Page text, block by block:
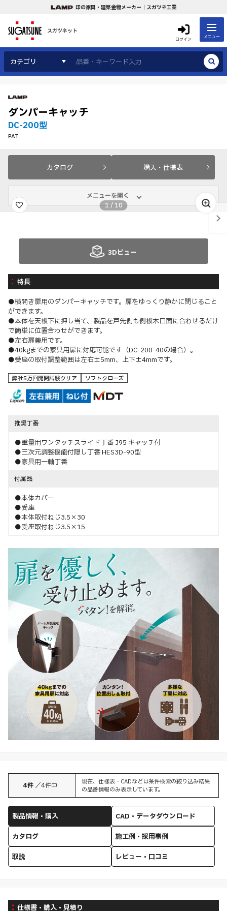
印の家具・建築金物メーカー｜スガツネ工業
スガツネット
ログイン メニュー
カテゴリ
ダンパーキャッチ
DC-200型
PAT
カタログ 購入・仕様表
メニューを開く
1 /10
3Dビュー
特長
●横開き扉用のダンパーキャッチです。扉をゆっくり静かに閉じること
ができます。
●本体を天板下に押し当て、製品を戸先側も側板木口面に合わせるだけ
で簡単に位置合わせができます。
●左右扉兼用です。
●40kgまでの家具用扉に対応可能です（DC-200-40の場合）。
●受座の取付調整範囲は左右±5mm、上下±4mmです。
弊社5万回開閉試験クリア ソフトクローズ
推奨丁番
●重量用ワンタッチスライド丁番 J95 キャッチ付
●三次元調整機能付隠し丁番 HES3D-90型
●家具用一軸丁番
付属品
●本体カバー
●受座
●本体取付ねじ3.5×30
●受座取付ねじ3.5×15
4件 ／4件中
現在、仕様表・CADなどは条件検索の絞り込み結果
の品番情報のみ表示しています。
製品情報・購入
CAD・データダウンロード
カタログ
施工例・採用事例
取説
レビュー・口コミ
仕様書・購入・見積り